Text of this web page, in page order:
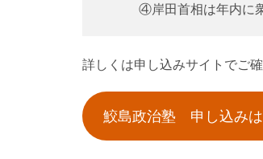
④岸田首相は年内に
詳しくは申し込みサイトでご
鮫島政治塾 申し込みは